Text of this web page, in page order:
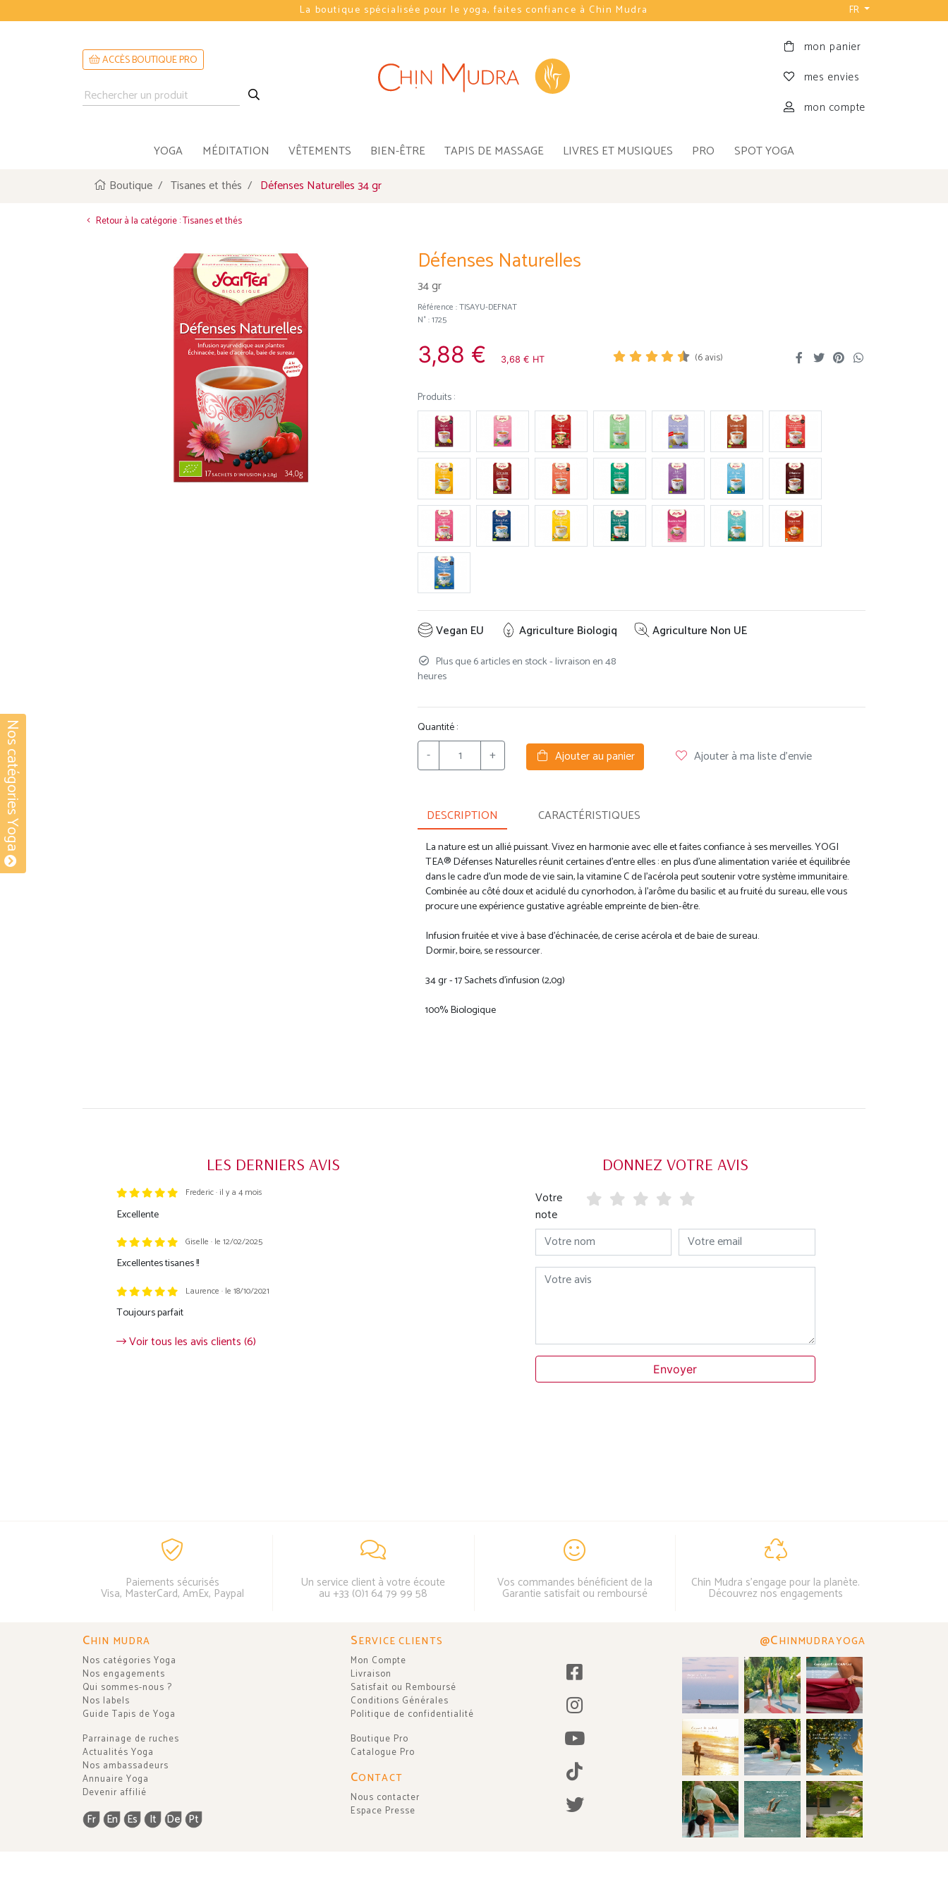
La boutique spécialisée pour le yoga, faites confiance à Chin Mudra FR
ACCÈS BOUTIQUE PRO
mon panier
mes envies
mon compte
YOGA MÉDITATION VÊTEMENTS BIEN-ÊTRE TAPIS DE MASSAGE LIVRES ET MUSIQUES PRO SPOT YOGA
Nos catégories Yoga
Boutique Tisanes et thés Défenses Naturelles 34 gr
Retour à la catégorie : Tisanes et thés
Défenses Naturelles
34 gr
Référence :TISAYU-DEFNAT
N° : 1725
3,88 € 3,68 € HT (6avis)
Produits :
Vegan EU Agriculture Biologiq Agriculture Non UE
Plus que 6 articles en stock - livraison en 48
heures
Quantité :
- + Ajouter au panier Ajouter à ma liste d'envie
DESCRIPTION CARACTÉRISTIQUES
La nature est un allié puissant. Vivez en harmonie avec elle et faites confiance à ses merveilles. YOGI
TEA® Défenses Naturelles réunit certaines d’entre elles : en plus d'une alimentation variée et équilibrée
dans le cadre d’un mode de vie sain, la vitamine C de l'acérola peut soutenir votre système immunitaire.
Combinée au côté doux et acidulé du cynorhodon, à l’arôme du basilic et au fruité du sureau, elle vous
procure une expérience gustative agréable empreinte de bien-être.
Infusion fruitée et vive à base d’échinacée, de cerise acérola et de baie de sureau.
Dormir, boire, se ressourcer.
34 gr - 17 Sachets d'infusion (2,0g)
100% Biologique
LES DERNIERS AVIS
Trustpilot Frederic · il y a 4 mois
Excellente
Giselle · le 12/02/2025
Excellentes tisanes !!
Laurence · le 18/10/2021
Toujours parfait
Voir tous les avis clients (6)
DONNEZ VOTRE AVIS
Votre
note
Votre nom Votre email
Votre avis
Envoyer
Paiements sécurisés
Visa, MasterCard, AmEx, Paypal
Un service client à votre écoute
au +33 (0)1 64 79 99 58
Vos commandes bénéficient de la
Garantie satisfait ou remboursé
Chin Mudra s'engage pour la planète.
Découvrez nos engagements
CHIN MUDRA
Nos catégories Yoga
Nos engagements
Qui sommes-nous ?
Nos labels
Guide Tapis de Yoga
Parrainage de ruches
Actualités Yoga
Nos ambassadeurs
Annuaire Yoga
Devenir affilié
Fr En Es It De Pt
SERVICE CLIENTS
Mon Compte
Livraison
Satisfait ou Remboursé
Conditions Générales
Politique de confidentialité
Boutique Pro
Catalogue Pro
CONTACT
Nous contacter
Espace Presse
@CHINMUDRAYOGA